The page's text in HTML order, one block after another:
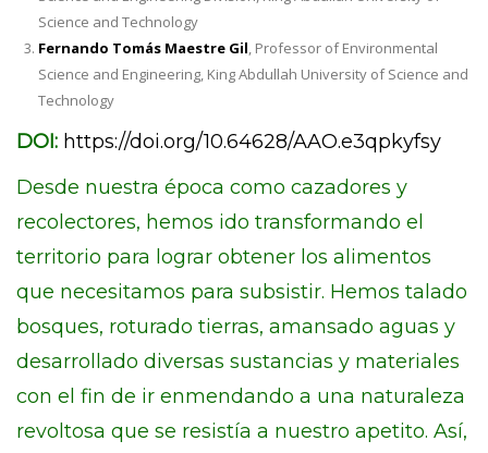
Science and Technology
Fernando Tomás Maestre Gil, Professor of Environmental
Science and Engineering, King Abdullah University of Science and
Technology
DOI: https://doi.org/10.64628/AAO.e3qpkyfsy
Desde nuestra época como cazadores y
recolectores, hemos ido transformando el
territorio para lograr obtener los alimentos
que necesitamos para subsistir. Hemos talado
bosques, roturado tierras, amansado aguas y
desarrollado diversas sustancias y materiales
con el fin de ir enmendando a una naturaleza
revoltosa que se resistía a nuestro apetito. Así,